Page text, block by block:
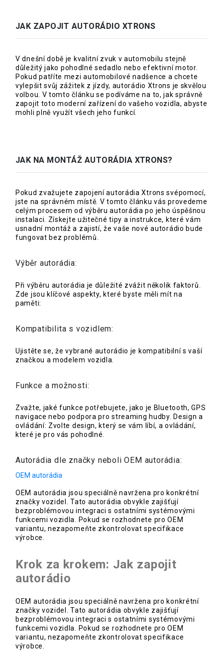
JAK ZAPOJIT AUTORÁDIO XTRONS
V dnešní době je kvalitní zvuk v automobilu stejně
důležitý jako pohodlné sedadlo nebo efektivní motor.
Pokud patříte mezi automobilové nadšence a chcete
vylepšit svůj zážitek z jízdy, autorádio Xtrons je skvělou
volbou. V tomto článku se podíváme na to, jak správně
zapojit toto moderní zařízení do vašeho vozidla, abyste
mohli plně využít všech jeho funkcí.
JAK NA MONTÁŽ AUTORÁDIA XTRONS?
Pokud zvažujete zapojení autorádia Xtrons svépomocí,
jste na správném místě. V tomto článku vás provedeme
celým procesem od výběru autorádia po jeho úspěšnou
instalaci. Získejte užitečné tipy a instrukce, které vám
usnadní montáž a zajistí, že vaše nové autorádio bude
fungovat bez problémů.
Výběr autorádia:
Při výběru autorádia je důležité zvážit několik faktorů.
Zde jsou klíčové aspekty, které byste měli mít na
paměti:
Kompatibilita s vozidlem:
Ujistěte se, že vybrané autorádio je kompatibilní s vaší
značkou a modelem vozidla.
Funkce a možnosti:
Zvažte, jaké funkce potřebujete, jako je Bluetooth, GPS
navigace nebo podpora pro streaming hudby. Design a
ovládání: Zvolte design, který se vám líbí, a ovládání,
které je pro vás pohodlné.
Autorádia dle značky neboli OEM autorádia:
OEM autorádia
OEM autorádia jsou speciálně navržena pro konkrétní
značky vozidel. Tato autorádia obvykle zajišťují
bezproblémovou integraci s ostatními systémovými
funkcemi vozidla. Pokud se rozhodnete pro OEM
variantu, nezapomeňte zkontrolovat specifikace
výrobce.
Krok za krokem: Jak zapojit
autorádio
OEM autorádia jsou speciálně navržena pro konkrétní
značky vozidel. Tato autorádia obvykle zajišťují
bezproblémovou integraci s ostatními systémovými
funkcemi vozidla. Pokud se rozhodnete pro OEM
variantu, nezapomeňte zkontrolovat specifikace
výrobce.